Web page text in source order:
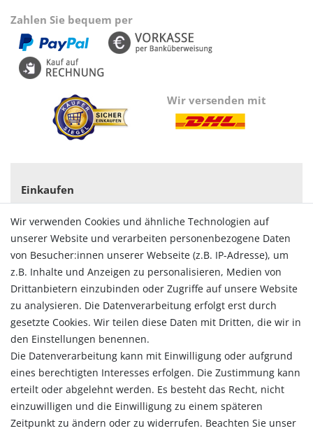
Zahlen Sie bequem per
Wir versenden mit
Einkaufen
Versandarten & -kosten
Widerrufsrecht
Vertrag widerrufen
Konto
Login
Registrieren
Warenkorb
Zur Kasse
Allgemein
Kontakt
Datenschutzerklärung
AGB
Wir verwenden Cookies und ähnliche Technologien auf
unserer Website und verarbeiten personenbezogene Daten
von Besucher:innen unserer Webseite (z.B. IP-Adresse), um
z.B. Inhalte und Anzeigen zu personalisieren, Medien von
Drittanbietern einzubinden oder Zugriffe auf unsere Website
zu analysieren. Die Datenverarbeitung erfolgt erst durch
gesetzte Cookies. Wir teilen diese Daten mit Dritten, die wir in
den Einstellungen benennen.
Die Datenverarbeitung kann mit Einwilligung oder aufgrund
eines berechtigten Interesses erfolgen. Die Zustimmung kann
erteilt oder abgelehnt werden. Es besteht das Recht, nicht
einzuwilligen und die Einwilligung zu einem späteren
Zeitpunkt zu ändern oder zu widerrufen. Beachten Sie unser